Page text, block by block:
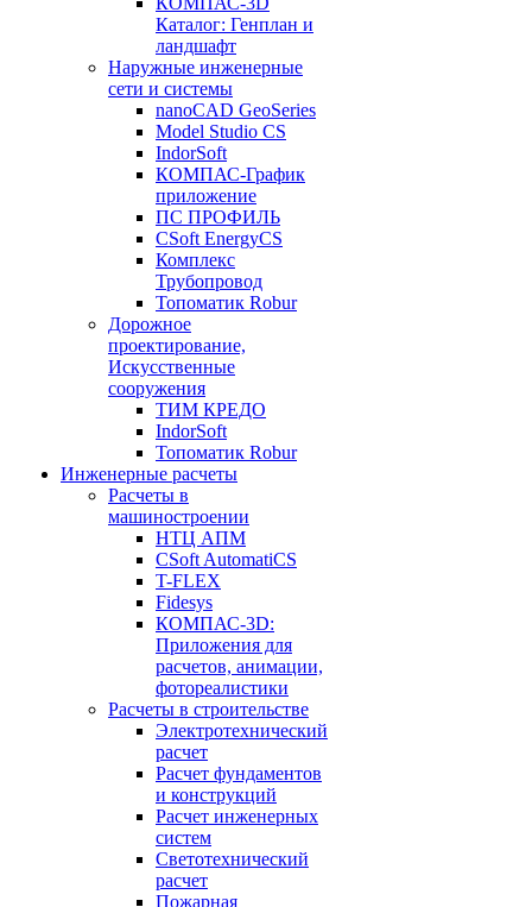
Каталог: Генплан и
ландшафт
Наружные инженерные
сети и системы
nanoCAD GeoSeries
Model Studio CS
IndorSoft
КОМПАС-График
приложение
ПС ПРОФИЛЬ
CSoft EnergyCS
Комплекс
Трубопровод
Топоматик Robur
Дорожное
проектирование,
Искусственные
сооружения
ТИМ КРЕДО
IndorSoft
Топоматик Robur
Инженерные расчеты
Расчеты в
машиностроении
НТЦ АПМ
CSoft AutomatiCS
T-FLEX
Fidesys
КОМПАС-3D:
Приложения для
расчетов, анимации,
фотореалистики
Расчеты в строительстве
Электротехнический
расчет
Расчет фундаментов
и конструкций
Расчет инженерных
систем
Светотехнический
расчет
Пожарная